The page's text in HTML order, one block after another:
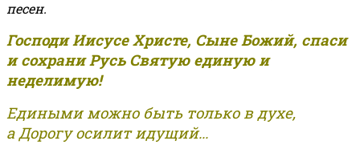
песен.
Господи Иисусе Христе, Сыне Божий, спаси
и сохрани Русь Святую единую и
неделимую!
Едиными можно быть только в духе,
а Дорогу осилит идущий...